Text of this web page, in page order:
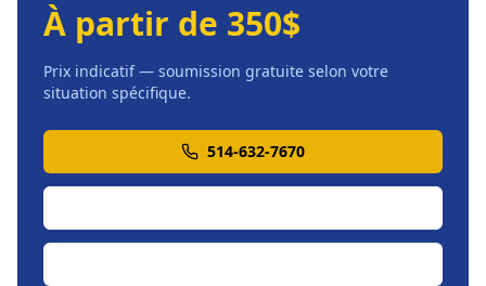
À partir de 350$
Prix indicatif — soumission gratuite selon votre
situation spécifique.
514-632-7670